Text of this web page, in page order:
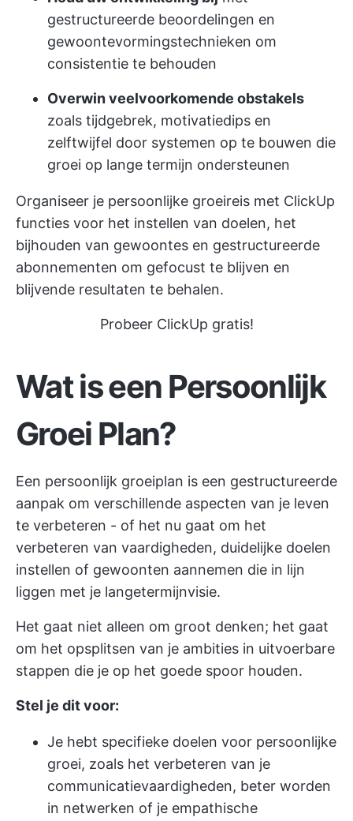
gestructureerde beoordelingen en
gewoontevormingstechnieken om
consistentie te behouden
Overwin veelvoorkomende obstakels
zoals tijdgebrek, motivatiedips en
zelftwijfel door systemen op te bouwen die
groei op lange termijn ondersteunen
Organiseer je persoonlijke groeireis met ClickUp
functies voor het instellen van doelen, het
bijhouden van gewoontes en gestructureerde
abonnementen om gefocust te blijven en
blijvende resultaten te behalen.
Probeer ClickUp gratis!
Wat is een Persoonlijk
Groei Plan?
Een persoonlijk groeiplan is een gestructureerde
aanpak om verschillende aspecten van je leven
te verbeteren - of het nu gaat om het
verbeteren van vaardigheden, duidelijke doelen
instellen of gewoonten aannemen die in lijn
liggen met je langetermijnvisie.
Het gaat niet alleen om groot denken; het gaat
om het opsplitsen van je ambities in uitvoerbare
stappen die je op het goede spoor houden.
Stel je dit voor:
Je hebt specifieke doelen voor persoonlijke
groei, zoals het verbeteren van je
communicatievaardigheden, beter worden
in netwerken of je empathische